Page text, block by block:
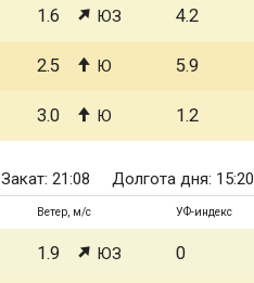
1.6 ЮЗ 4.2
2.5 Ю 5.9
3.0 Ю 1.2
Закат: 21:08 Долгота дня: 15:20
Ветер, м/с УФ-индекс
1.9 ЮЗ 0